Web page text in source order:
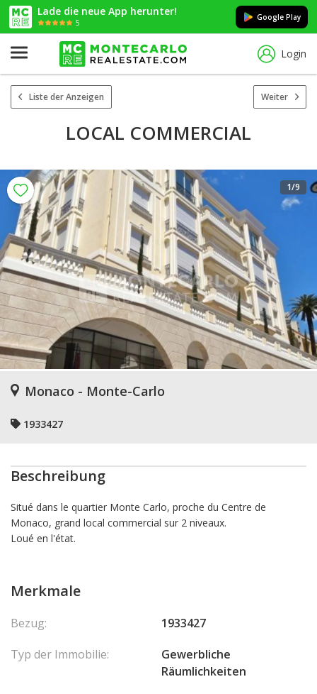
Lade die neue App herunter!
5
Google Play
Login
Liste der Anzeigen Weiter
LOCAL COMMERCIAL
1/9
Monaco - Monte-Carlo
1933427
Beschreibung
Situé dans le quartier Monte Carlo, proche du Centre de
Monaco, grand local commercial sur 2 niveaux.
Loué en l'état.
Merkmale
Bezug:
1933427
Typ der Immobilie:
Gewerbliche
Räumlichkeiten